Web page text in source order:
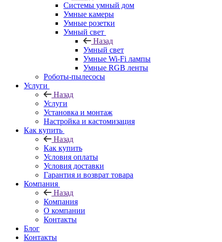
Системы умный дом
Умные камеры
Умные розетки
Умный свет
Назад
Умный свет
Умные Wi-Fi лампы
Умные RGB ленты
Роботы-пылесосы
Услуги
Назад
Услуги
Установка и монтаж
Настройка и кастомизация
Как купить
Назад
Как купить
Условия оплаты
Условия доставки
Гарантия и возврат товара
Компания
Назад
Компания
О компании
Контакты
Блог
Контакты